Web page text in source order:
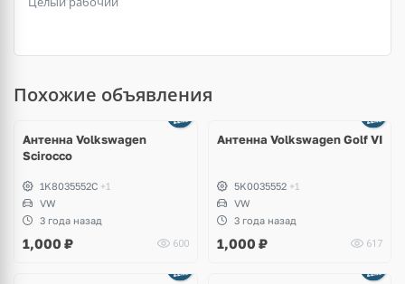
Похожие объявления
Антенна Volkswagen
Scirocco
1K8035552C +1
VW
3 года назад
1,000 ₽ 600
Антенна Volkswagen Golf VI
5K0035552 +1
VW
3 года назад
1,000 ₽ 617